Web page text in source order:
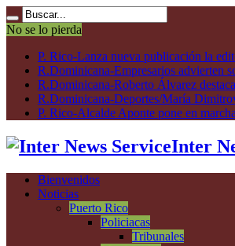
No se lo pierda
P. Rico-Lanza nueva publicación la
R.Dominicana-Empresarios advierten
R.Dominicana-Roberto Álvarez
R.Dominicana-Deportes/María
P. Rico-Alcalde Aponte pone en
Inter
Bienvenidos
Noticias
Puerto Rico
Policiacas
Tribunales